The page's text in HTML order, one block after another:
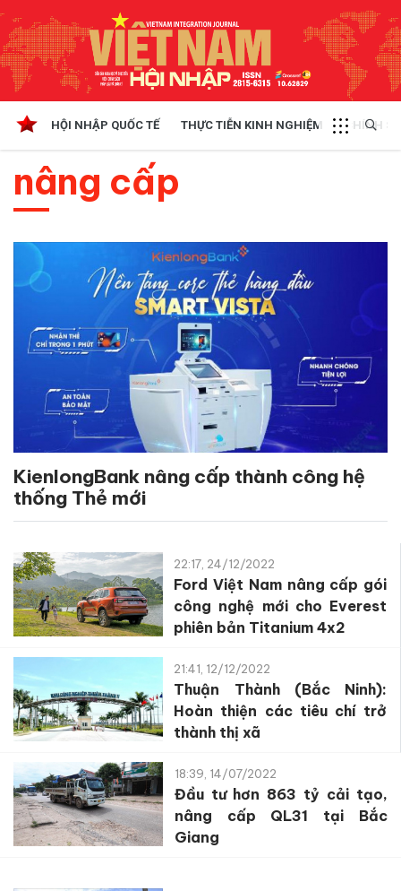
HỘI NHẬP QUỐC TẾ THỰC TIỄN KINH NGHIỆM CHÍNH
nâng cấp
KienlongBank nâng cấp thành công hệ
thống Thẻ mới
22:17, 24/12/2022
Ford Việt Nam nâng cấp gói
công nghệ mới cho Everest
phiên bản Titanium 4x2
21:41, 12/12/2022
Thuận Thành (Bắc Ninh):
Hoàn thiện các tiêu chí trở
thành thị xã
18:39, 14/07/2022
Đầu tư hơn 863 tỷ cải tạo,
nâng cấp QL31 tại Bắc
Giang